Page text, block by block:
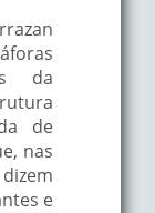
da
de
nas
e